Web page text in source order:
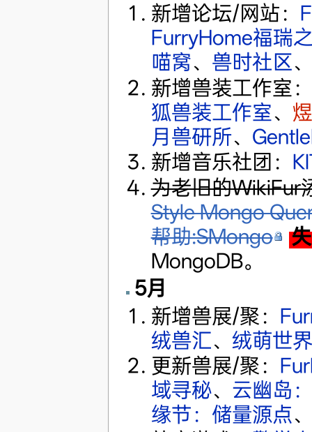
新增论坛/网站：
FurryHome福瑞
喵窝‎、 兽时社区、
新增兽装工作室：
狐兽装工作室、
月兽研所、
新增音乐社团：
为老旧的WikiFur
Style Mongo
帮助:SMongo
MongoDB。
5月
新增兽展/聚：
绒兽汇、 绒萌世界
更新兽展/聚：
域寻秘、 云幽岛
缘节：储量源点、